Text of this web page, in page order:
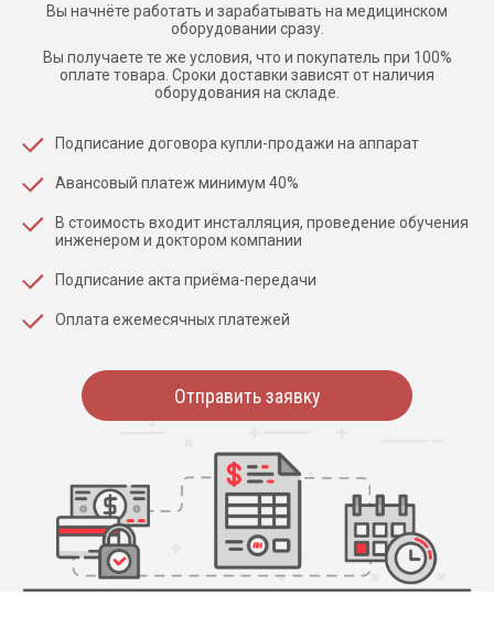
Вы начнёте работать и зарабатывать на медицинском
оборудовании сразу.
Вы получаете те же условия, что и покупатель при 100%
оплате товара. Сроки доставки зависят от наличия
оборудования на складе.
Подписание договора купли-продажи на аппарат
Авансовый платеж минимум 40%
В стоимость входит инсталляция, проведение обучения
инженером и доктором компании
Подписание акта приёма-передачи
Оплата ежемесячных платежей
Отправить заявку